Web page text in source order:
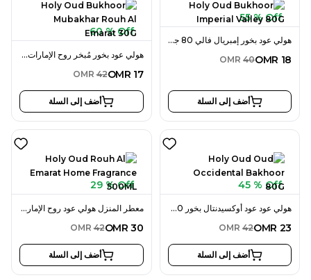
55 % Off
هولي عود بخور إمبريال فالي 80 جرام
OMR 18
OMR 40
أضف إلى السلة
60 % Off
هولي عود بخور مُبخر روح الإمارات 30 جرام
OMR 17
OMR 42
أضف إلى السلة
45 % Off
هولي عود عود أوكسيدنتال بخور 80 جرام
OMR 23
OMR 42
أضف إلى السلة
29 % Off
معطر المنزل هولي عود روح الإمارات 500 مل
OMR 30
OMR 42
أضف إلى السلة